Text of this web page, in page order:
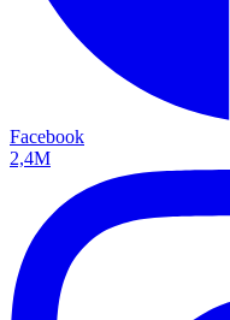
Facebook
2,4M